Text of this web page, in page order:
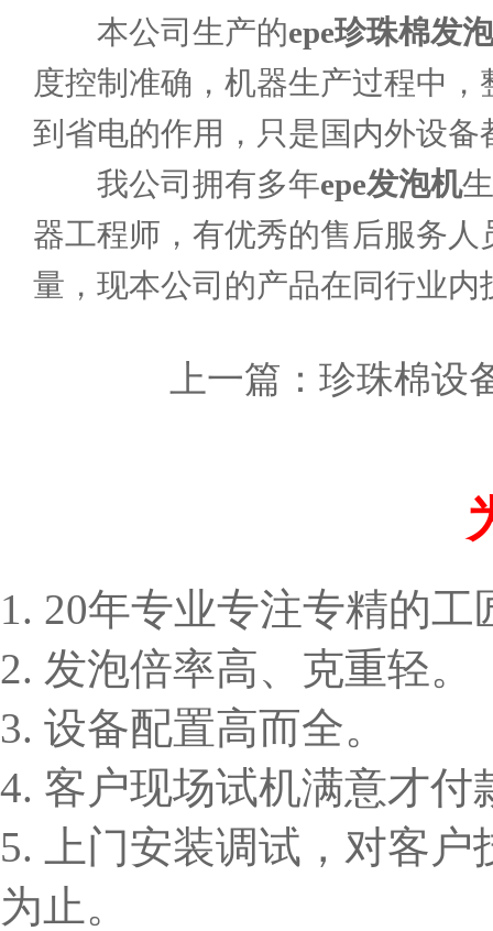
本公司生产的epe珍珠棉发泡
度控制准确，机器生产过程中
到省电的作用，只是国内外设备
我公司拥有多年epe发泡机
器工程师，有优秀的售后服务
量，现本公司的产品在同行业
上一篇： 珍珠棉设
1. 20年专业专注专精的工
2. 发泡倍率高、克重轻。
3. 设备配置高而全。
4. 客户现场试机满意才付
5. 上门安装调试，对客
为止。